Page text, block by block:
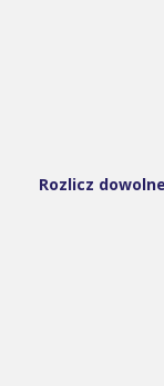
Rozlicz